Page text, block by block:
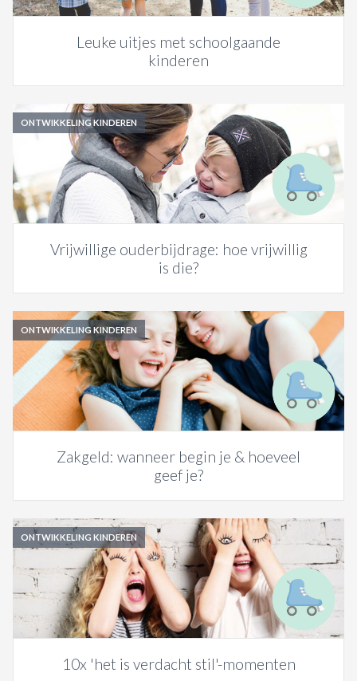
Leuke uitjes met schoolgaande
kinderen
ONTWIKKELING KINDEREN
Vrijwillige ouderbijdrage: hoe vrijwillig
is die?
ONTWIKKELING KINDEREN
Zakgeld: wanneer begin je & hoeveel
geef je?
ONTWIKKELING KINDEREN
10x 'het is verdacht stil'-momenten